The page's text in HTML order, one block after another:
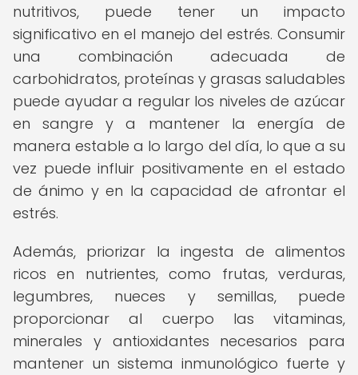
nutritivos, puede tener un impacto
significativo en el manejo del estrés. Consumir
una combinación adecuada de
carbohidratos, proteínas y grasas saludables
puede ayudar a regular los niveles de azúcar
en sangre y a mantener la energía de
manera estable a lo largo del día, lo que a su
vez puede influir positivamente en el estado
de ánimo y en la capacidad de afrontar el
estrés.
Además, priorizar la ingesta de alimentos
ricos en nutrientes, como frutas, verduras,
legumbres, nueces y semillas, puede
proporcionar al cuerpo las vitaminas,
minerales y antioxidantes necesarios para
mantener un sistema inmunológico fuerte y